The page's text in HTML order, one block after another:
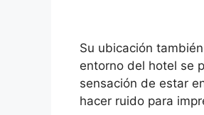
Su ubicación
entorno del hotel se
sensación de estar
hacer ruido para